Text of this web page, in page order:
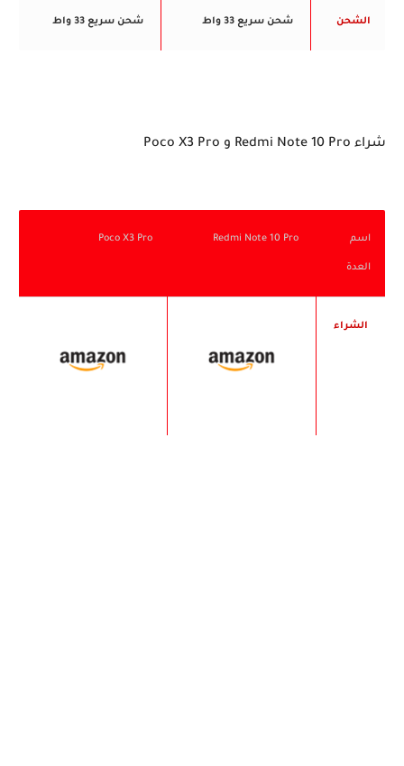
الشحن شحن سريع 33 واط شحن سريع 33 واط
شراء Redmi Note 10 Pro و Poco X3 Pro
اسم
العدة
Redmi Note 10 Pro
Poco X3 Pro
الشراء